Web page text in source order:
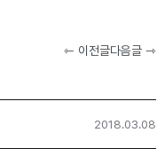
⇽ 이전글다음글 ⇾
2018.03.08